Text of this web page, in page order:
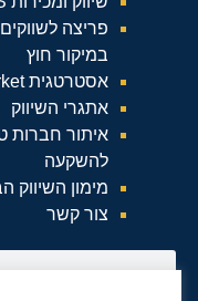
פריצה
במיקור חוץ
אסטרטגית Go to market ותכנית שיווק בינלאומית
אתגרי השיווק
איתור חברות
להשקעה
מימון השיווק
צור קשר